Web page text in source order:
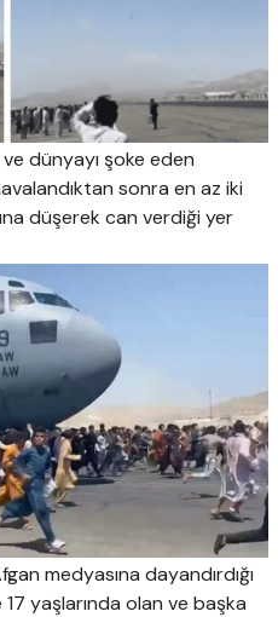
dünyayı şoke eden
sonra en az iki
düşerek can verdiği yer
medyasına dayandırdığı
yaşlarında olan ve başka